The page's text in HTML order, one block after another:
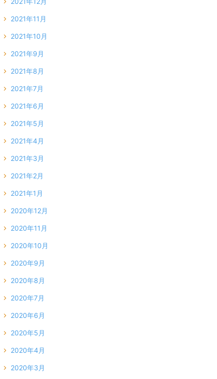
2021年11月
2021年10月
2021年9月
2021年8月
2021年7月
2021年6月
2021年5月
2021年4月
2021年3月
2021年2月
2021年1月
2020年12月
2020年11月
2020年10月
2020年9月
2020年8月
2020年7月
2020年6月
2020年5月
2020年4月
2020年3月